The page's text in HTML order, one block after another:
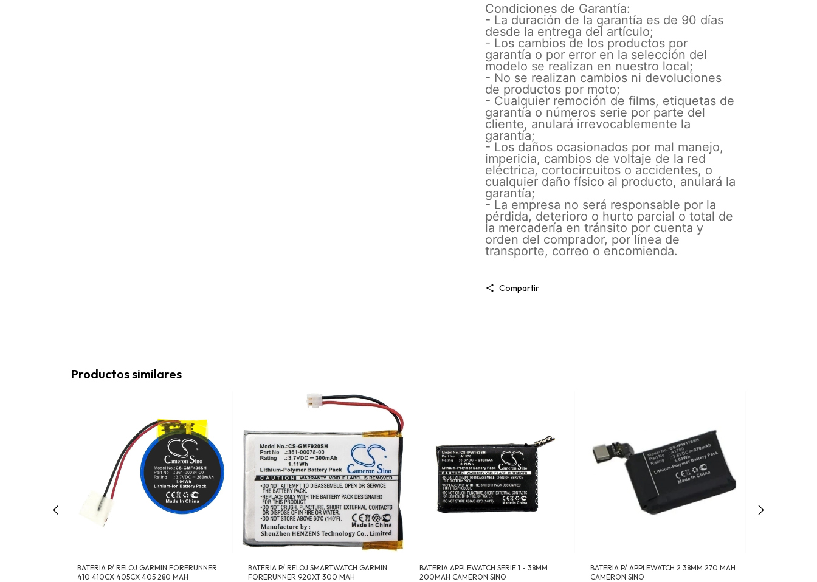
Condiciones de Garantía:
- La duración de la garantía es de 90 días
desde la entrega del artículo;
- Los cambios de los productos por
garantía o por error en la selección del
modelo se realizan en nuestro local;
- No se realizan cambios ni devoluciones
de productos por moto;
- Cualquier remoción de films, etiquetas de
garantía o números serie por parte del
cliente, anulará irrevocablemente la
garantía;
- Los daños ocasionados por mal manejo,
impericia, cambios de voltaje de la red
eléctrica, cortocircuitos o accidentes, o
cualquier daño físico al producto, anulará la
garantía;
- La empresa no será responsable por la
pérdida, deterioro o hurto parcial o total de
la mercadería en tránsito por cuenta y
orden del comprador, por línea de
transporte, correo o encomienda.
Compartir
Productos similares
BATERIA P/ RELOJ GARMIN FORERUNNER
410 410CX 405CX 405 280 MAH
BATERIA P/ RELOJ SMARTWATCH GARMIN
FORERUNNER 920XT 300 MAH
BATERIA APPLEWATCH SERIE 1 - 38MM
200MAH CAMERON SINO
BATERIA P/ APPLEWATCH 2 38MM 270 MAH
CAMERON SINO